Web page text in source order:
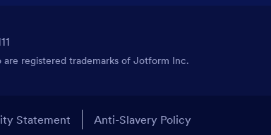
registered trademarks of Jotform Inc.
Statement Anti-Slavery Policy